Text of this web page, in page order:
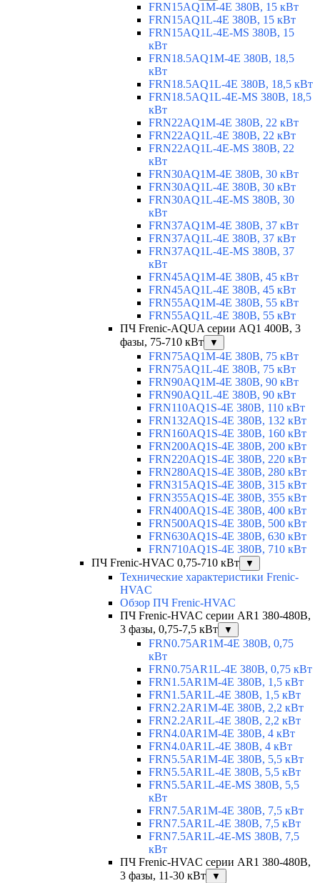
FRN15AQ1M-4E 380В, 15 кВт
FRN15AQ1L-4E 380В, 15 кВт
FRN15AQ1L-4E-MS 380В, 15
кВт
FRN18.5AQ1M-4E 380В, 18,5
кВт
FRN18.5AQ1L-4E 380В, 18,5 кВт
FRN18.5AQ1L-4E-MS 380В, 18,5
кВт
FRN22AQ1M-4E 380В, 22 кВт
FRN22AQ1L-4E 380В, 22 кВт
FRN22AQ1L-4E-MS 380В, 22
кВт
FRN30AQ1M-4E 380В, 30 кВт
FRN30AQ1L-4E 380В, 30 кВт
FRN30AQ1L-4E-MS 380В, 30
кВт
FRN37AQ1M-4E 380В, 37 кВт
FRN37AQ1L-4E 380В, 37 кВт
FRN37AQ1L-4E-MS 380В, 37
кВт
FRN45AQ1M-4E 380В, 45 кВт
FRN45AQ1L-4E 380В, 45 кВт
FRN55AQ1M-4E 380В, 55 кВт
FRN55AQ1L-4E 380В, 55 кВт
ПЧ Frenic-AQUA серии AQ1 400В, 3
фазы, 75-710 кВт
▼
FRN75AQ1M-4E 380В, 75 кВт
FRN75AQ1L-4E 380В, 75 кВт
FRN90AQ1M-4E 380В, 90 кВт
FRN90AQ1L-4E 380В, 90 кВт
FRN110AQ1S-4E 380В, 110 кВт
FRN132AQ1S-4E 380В, 132 кВт
FRN160AQ1S-4E 380В, 160 кВт
FRN200AQ1S-4E 380В, 200 кВт
FRN220AQ1S-4E 380В, 220 кВт
FRN280AQ1S-4E 380В, 280 кВт
FRN315AQ1S-4E 380В, 315 кВт
FRN355AQ1S-4E 380В, 355 кВт
FRN400AQ1S-4E 380В, 400 кВт
FRN500AQ1S-4E 380В, 500 кВт
FRN630AQ1S-4E 380В, 630 кВт
FRN710AQ1S-4E 380В, 710 кВт
ПЧ Frenic-HVAC 0,75-710 кВт
▼
Технические характеристики Frenic-
HVAC
Обзор ПЧ Frenic-HVAC
ПЧ Frenic-HVAC серии AR1 380-480В,
3 фазы, 0,75-7,5 кВт
▼
FRN0.75AR1M-4E 380В, 0,75
кВт
FRN0.75AR1L-4E 380В, 0,75 кВт
FRN1.5AR1M-4E 380В, 1,5 кВт
FRN1.5AR1L-4E 380В, 1,5 кВт
FRN2.2AR1M-4E 380В, 2,2 кВт
FRN2.2AR1L-4E 380В, 2,2 кВт
FRN4.0AR1M-4E 380В, 4 кВт
FRN4.0AR1L-4E 380В, 4 кВт
FRN5.5AR1M-4E 380В, 5,5 кВт
FRN5.5AR1L-4E 380В, 5,5 кВт
FRN5.5AR1L-4E-MS 380В, 5,5
кВт
FRN7.5AR1M-4E 380В, 7,5 кВт
FRN7.5AR1L-4E 380В, 7,5 кВт
FRN7.5AR1L-4E-MS 380В, 7,5
кВт
ПЧ Frenic-HVAC серии AR1 380-480В,
3 фазы, 11-30 кВт
▼